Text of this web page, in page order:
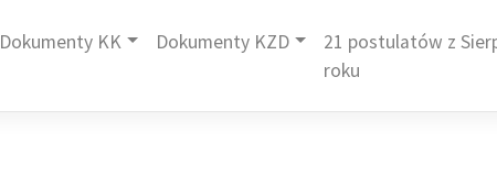
Dokumenty KK Dokumenty KZD
21 postulatów z
roku